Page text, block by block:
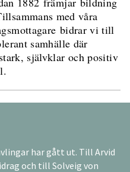
med våra
bidrar vi till
samhälle där
självklar och positiv
har gått ut. Till Arvid
och till Solveig von